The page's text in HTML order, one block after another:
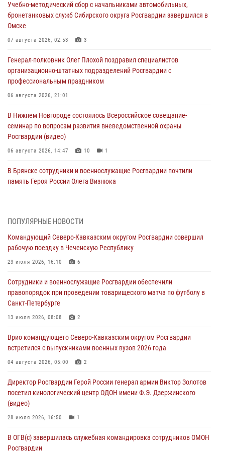
Учебно-методический сбор с начальниками автомобильных,
бронетанковых служб Сибирского округа Росгвардии завершился в
Омске
07 августа 2026, 02:53 3
Генерал-полковник Олег Плохой поздравил специалистов
организационно-штатных подразделений Росгвардии с
профессиональным праздником
06 августа 2026, 21:01
В Нижнем Новгороде состоялось Всероссийское совещание-
семинар по вопросам развития вневедомственной охраны
Росгвардии (видео)
06 августа 2026, 14:47 10 1
В Брянске сотрудники и военнослужащие Росгвардии почтили
память Героя России Олега Визнюка
память товарищей, погибших при исполнении воинского долга
06 августа 2026, 13:29 5
В Центральном округе Росгвардии прошли мероприятия к
06 августа 2026, 13:24
Росгвардейцы задержали мужчину, открывшего стрельбу в
Подмосковье (видео)
Росгвардейцы провели выставку вооружения для участников сбора
«Гвардеец» в Пензе (видео)
В Курске росгвардейцы приняли участие в митинге, посвященном
второй годовщине вторжения ВСУ на территорию области
06 августа 2026, 11:56
ПОПУЛЯРНЫЕ НОВОСТИ
Командующий Северо-Кавказским округом Росгвардии совершил
рабочую поездку в Чеченскую Республику
23 июля 2026, 16:10 6
Сотрудники и военнослужащие Росгвардии обеспечили
правопорядок при проведении товарищеского матча по футболу в
Санкт-Петербурге
13 июля 2026, 08:08 2
Врио командующего Северо-Кавказским округом Росгвардии
встретился с выпускниками военных вузов 2026 года
04 августа 2026, 05:00 2
Директор Росгвардии Герой России генерал армии Виктор Золотов
посетил кинологический центр ОДОН имени Ф.Э. Дзержинского
(видео)
28 июля 2026, 16:50 1
В ОГВ(с) завершилась служебная командировка сотрудников ОМОН
Росгвардии